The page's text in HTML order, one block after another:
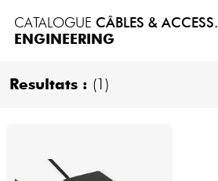
Claviers & Pianos
Synthés & Sampleurs
Casques
CATALOGUE CÂBLES & ACCESS.
ENGINEERING
Resultats : (1)